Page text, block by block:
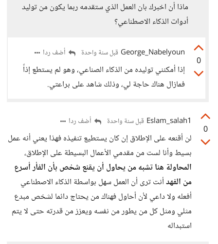
ماذا أن اخبرك بان العمل الذي ستقدمه ربما يكون من توليد
أدوات الذكاء الاصطناعي؟
0
George_Nabelyoun قبل سنة واحدة أضف ردا
إذا أمكنني توليده من الذكاء الصناعي، وهو لم يستطع إذاً
فمازال هناك حاجة لي، وذلك شاهد على براعتي.
0
Eslam_salah1 قبل سنة واحدة أضف ردا
لن أقنعه على الإطلاق إن كان يستطيع تنفيذه فهذا يعني أنه عمل
بسيط وأنا لست من مقدمي الأعمال البسيطة على الإطلاق،
المحاولة هنا تشبه من يحاول أن يقنع شخص بأن الفأر أسرع
من الفهدأنت ترى أن العمل سهل بواسطة الذكاء الاصطناعي
أفعله ولا داعي لأن أحاول فهناك من يحتاج دائما لشخص مبدع
مثلي ومثل كل من يطور من نفسه ويعزز من قدرته حتى لا يتم
استبداله